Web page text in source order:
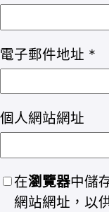
電子郵件地址 *
個人網站網址
在瀏覽器中儲
網站網址，以